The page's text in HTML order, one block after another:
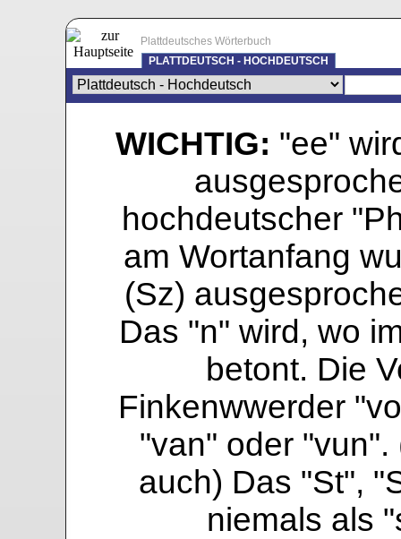
Plattdeutsches Wörterbuch
PLATTDEUTSCH - HOCHDEUTSCH
WICHTIG: "ee"
hochdeutscher
am Wortanfang
(Sz)
Das "n" wird, wo
betont. Die
Finkenwwerder
"van" oder "vun".
auch) Das "St",
niemals als